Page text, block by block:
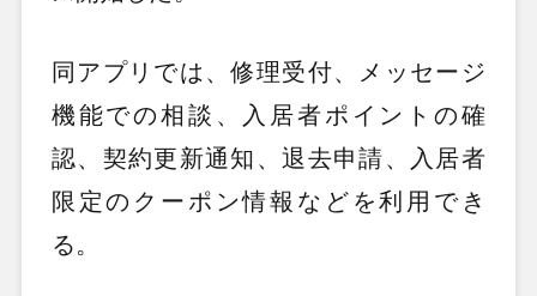
同アプリでは、修理受付、メッセージ
機能での相談、入居者ポイントの確
認、契約更新通知、退去申請、入居者
限定のクーポン情報などを利用でき
る。